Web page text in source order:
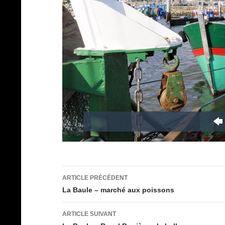
Navigation
des
articles
ARTICLE PRÉCÉDENT
La Baule – marché aux poissons
ARTICLE SUIVANT